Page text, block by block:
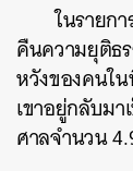
ในรายก
คืนความยุติธ
หวังของคนใ
เขาอยู่กลับมา
ศาลจำนวน